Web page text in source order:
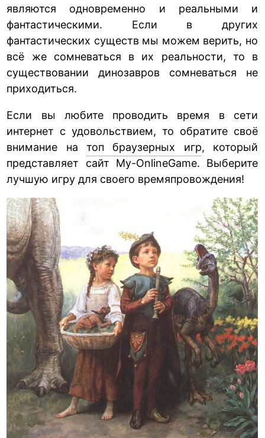
являются одновременно и реальными и
фантастическими. Если в других
фантастических существ мы можем верить, но
всё же сомневаться в их реальности, то в
существовании динозавров сомневаться не
приходиться.
Если вы любите проводить время в сети
интернет с удовольствием, то обратите своё
внимание на топ браузерных игр, который
представляет сайт My-OnlineGame. Выберите
лучшую игру для своего времяпровождения!